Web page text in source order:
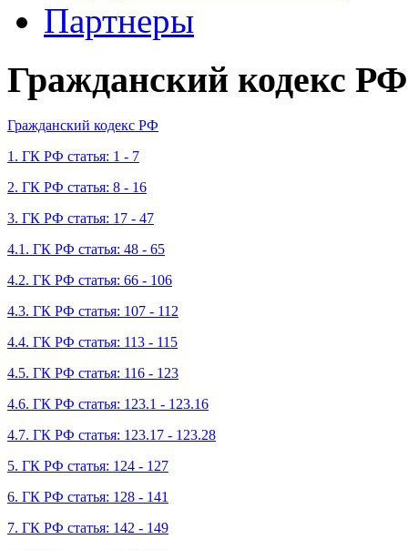
Партнеры
Гражданский кодекс РФ
Гражданский кодекс РФ
1. ГК РФ статья: 1 - 7
2. ГК РФ статья: 8 - 16
3. ГК РФ статья: 17 - 47
4.1. ГК РФ статья: 48 - 65
4.2. ГК РФ статья: 66 - 106
4.3. ГК РФ статья: 107 - 112
4.4. ГК РФ статья: 113 - 115
4.5. ГК РФ статья: 116 - 123
4.6. ГК РФ статья: 123.1 - 123.16
4.7. ГК РФ статья: 123.17 - 123.28
5. ГК РФ статья: 124 - 127
6. ГК РФ статья: 128 - 141
7. ГК РФ статья: 142 - 149